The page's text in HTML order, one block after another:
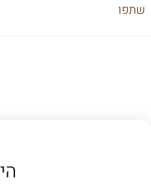
שתפו